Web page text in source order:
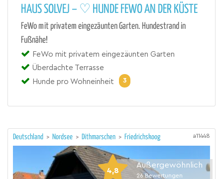
HAUS SOLVEJ – ♡ HUNDE FEWO AN DER KÜSTE
FeWo mit privatem eingezäunten Garten. Hundestrand in
Fußnähe!
FeWo mit privatem eingezäunten Garten
Überdachte Terrasse
Hunde pro Wohneinheit
3
Deutschland > Nordsee > Dithmarschen > Friedrichskoog a11448
4,8
Außergewöhnlich
26 Bewertungen